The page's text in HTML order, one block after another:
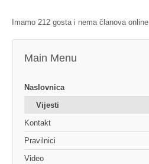
Imamo 212 gosta i nema članova online
Main Menu
Naslovnica
Vijesti
Kontakt
Pravilnici
Video